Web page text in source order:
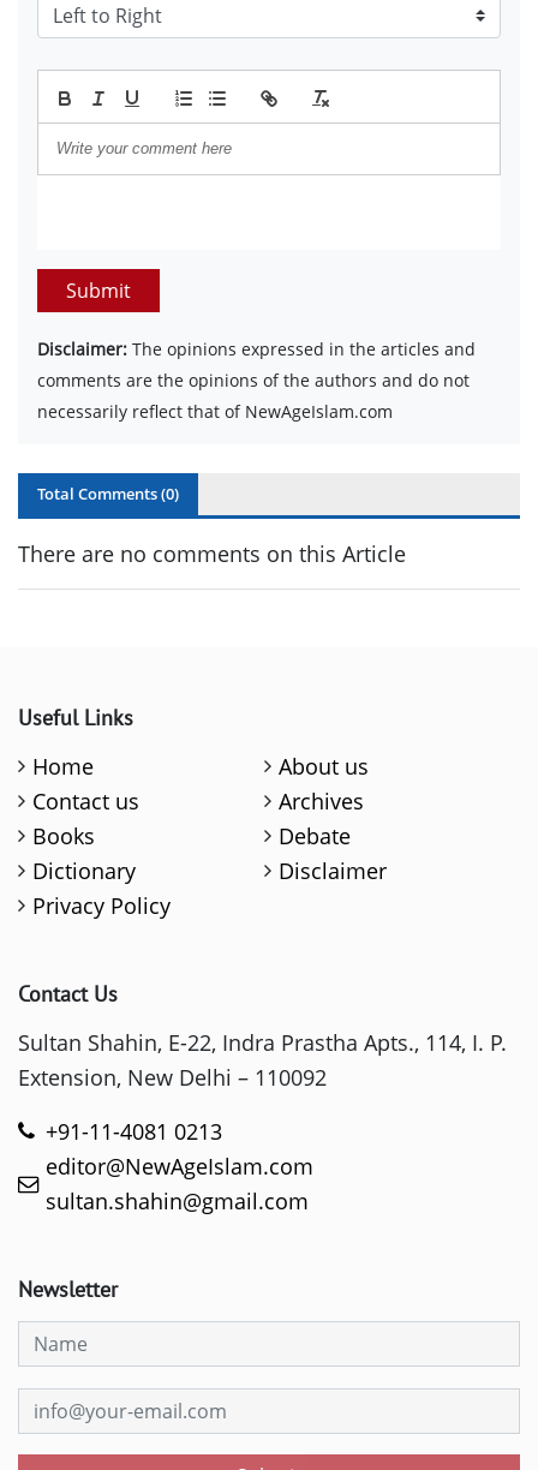
Submit
Disclaimer: The opinions expressed in the articles and
comments are the opinions of the authors and do not
necessarily reflect that of NewAgeIslam.com
Total Comments (0)
There are no comments on this Article
Useful Links
Home
About us
Contact us
Archives
Books
Debate
Dictionary
Disclaimer
Privacy Policy
Contact Us
Sultan Shahin, E-22, Indra Prastha Apts., 114, I. P.
Extension, New Delhi – 110092
+91-11-4081 0213
editor@NewAgeIslam.com
sultan.shahin@gmail.com
Newsletter